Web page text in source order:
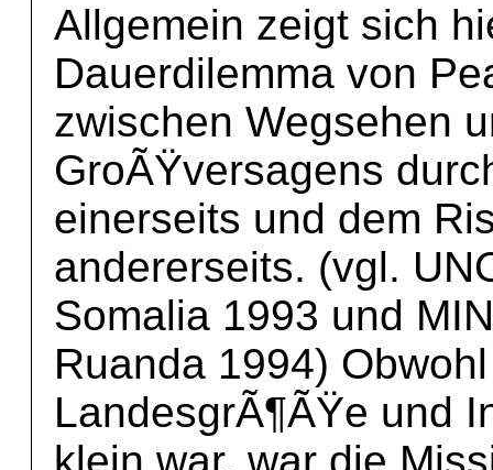
Allgemein zeigt sich
Dauerdilemma von
zwischen Wegsehen
GroÃŸversagens
einerseits und dem
andererseits. (vgl.
Somalia 1993 und
Ruanda 1994)
LandesgrÃ¶ÃŸe und